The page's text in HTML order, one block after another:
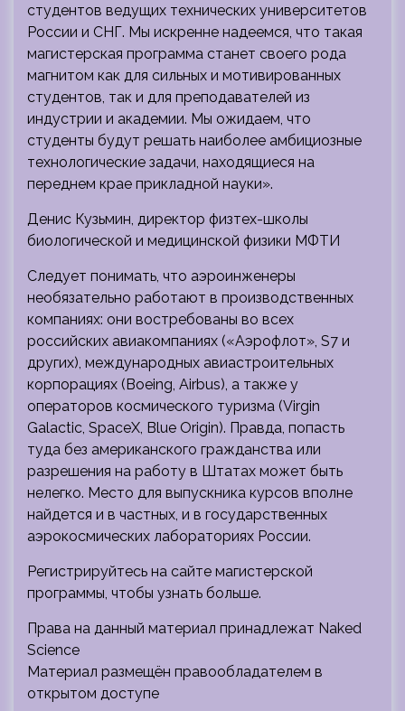
студентов ведущих технических университетов
России и СНГ. Мы искренне надеемся, что такая
магистерская программа станет своего рода
магнитом как для сильных и мотивированных
студентов, так и для преподавателей из
индустрии и академии. Мы ожидаем, что
студенты будут решать наиболее амбициозные
технологические задачи, находящиеся на
переднем крае прикладной науки».
Денис Кузьмин, директор физтех-школы
биологической и медицинской физики МФТИ
Следует понимать, что аэроинженеры
необязательно работают в производственных
компаниях: они востребованы во всех
российских авиакомпаниях («Аэрофлот», S7 и
других), международных авиастроительных
корпорациях (Boeing, Airbus), а также у
операторов космического туризма (Virgin
Galactic, SpaceX, Blue Origin). Правда, попасть
туда без американского гражданства или
разрешения на работу в Штатах может быть
нелегко. Место для выпускника курсов вполне
найдется и в частных, и в государственных
аэрокосмических лабораториях России.
Регистрируйтесь на сайте магистерской
программы, чтобы узнать больше.
Права на данный материал принадлежат Naked
Science
Материал размещён правообладателем в
открытом доступе